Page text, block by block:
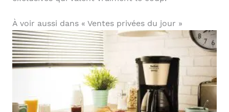
À voir aussi dans « Ventes privées du jour »